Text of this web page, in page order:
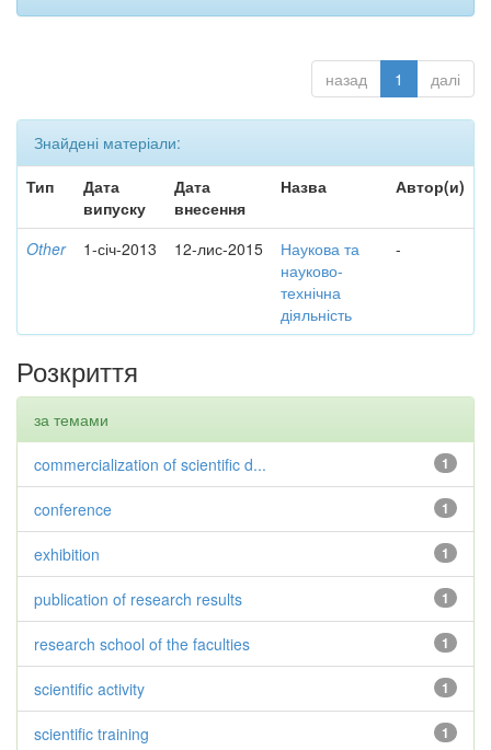
назад 1 далі
Знайдені матеріали:
Тип
Дата
випуску
Дата
внесення
Назва Автор(и)
Other 1-січ-2013 12-лис-2015
Наукова та
науково-
технічна
діяльність
-
Розкриття
за темами
1
commercialization of scientific d...
1
conference
1
exhibition
1
publication of research results
1
research school of the faculties
1
scientific activity
1
scientific training